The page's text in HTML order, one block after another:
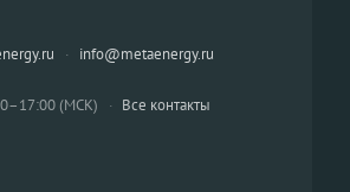
· info@metaenergy.ru
(МСК) · Все контакты